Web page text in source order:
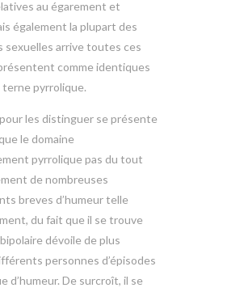
au égarement et
également la plupart des
sexuelles arrive toutes ces
comme identiques
terne pyrrolique.
les distinguer se présente
le domaine
pyrrolique pas du tout
de nombreuses
breves d’humeur telle
du fait que il se trouve
dévoile de plus
personnes d’épisodes
d’humeur. De surcroît, il se